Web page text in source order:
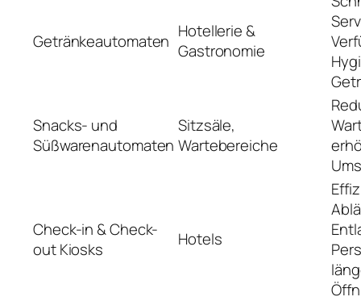
Getränkeautomaten Hotellerie &
Gastronomie
Snacks- und
Süßwarenautomaten
Sitzsäle,
Wartebereiche
Check-in & Check-
out Kiosks
Hotels